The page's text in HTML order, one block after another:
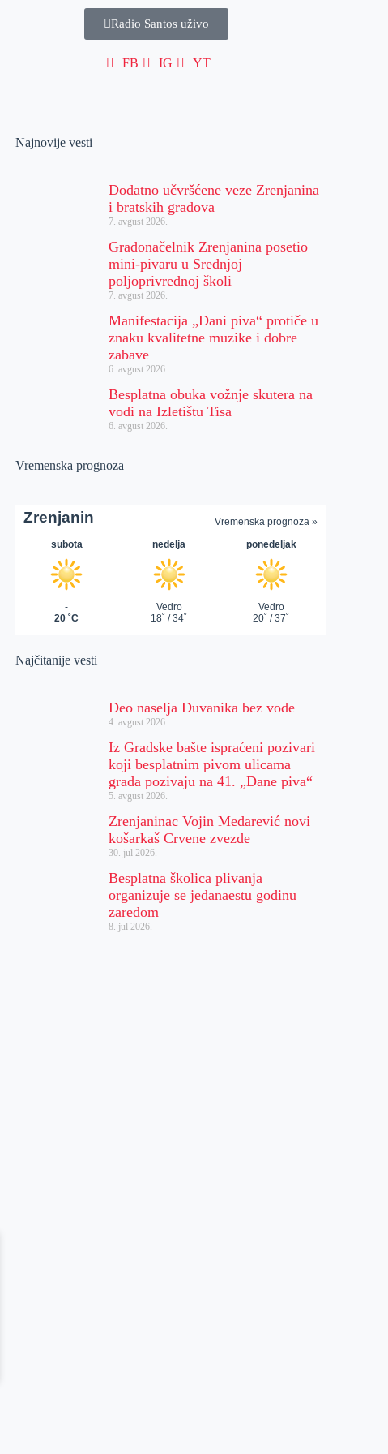
Radio Santos uživo
FB IG YT
Najnovije vesti
Dodatno učvršćene veze Zrenjanina
i bratskih gradova
7. avgust 2026.
Gradonačelnik Zrenjanina posetio
mini-pivaru u Srednjoj
poljoprivrednoj školi
7. avgust 2026.
Manifestacija „Dani piva“ protiče u
znaku kvalitetne muzike i dobre
zabave
6. avgust 2026.
Besplatna obuka vožnje skutera na
vodi na Izletištu Tisa
6. avgust 2026.
Vremenska prognoza
Najčitanije vesti
Deo naselja Duvanika bez vode
4. avgust 2026.
Iz Gradske bašte ispraćeni pozivari
koji besplatnim pivom ulicama
grada pozivaju na 41. „Dane piva“
5. avgust 2026.
Zrenjaninac Vojin Medarević novi
košarkaš Crvene zvezde
30. jul 2026.
Besplatna školica plivanja
organizuje se jedanaestu godinu
zaredom
8. jul 2026.